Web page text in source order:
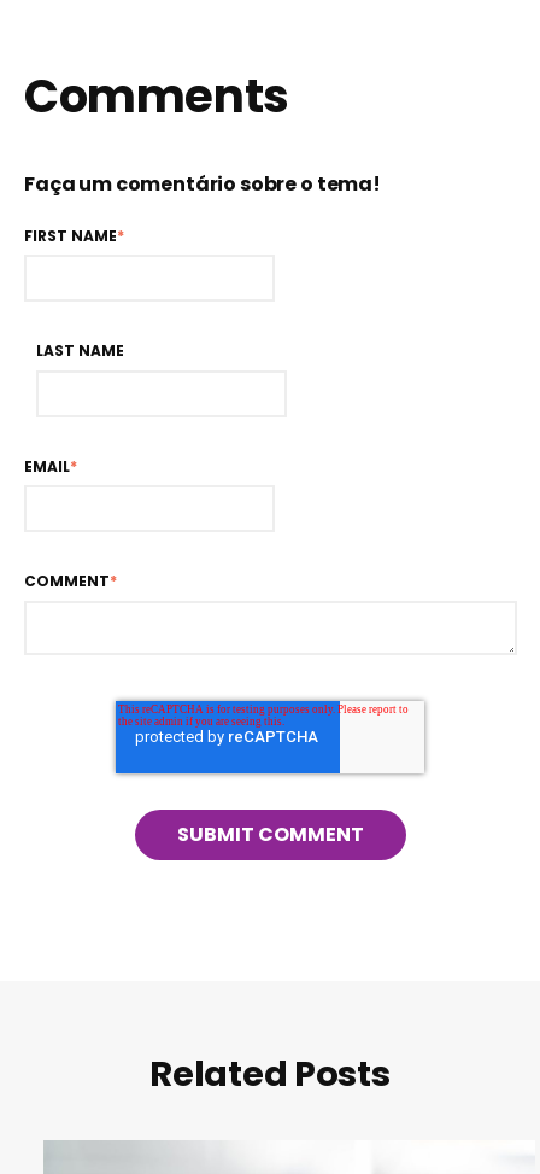
Comments
Faça um comentário sobre o tema!
FIRST NAME*
LAST NAME
EMAIL*
COMMENT*
Related Posts